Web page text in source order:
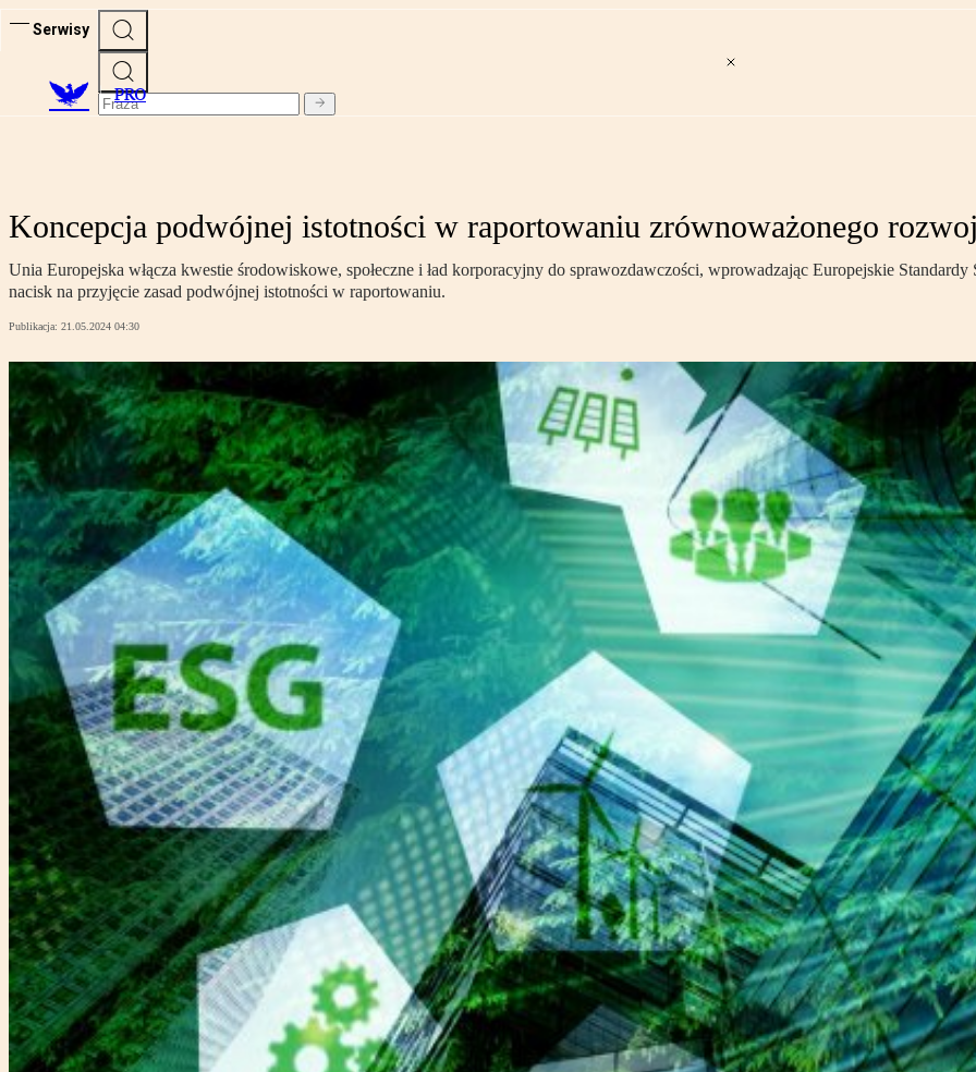
Serwisy
PRO
Koncepcja podwójnej istotności w raportowaniu zrównoważonego
Unia Europejska włącza kwestie środowiskowe, społeczne i ład korporacyjny do sprawozdawczości, wprowadzając Europejskie
nacisk na przyjęcie zasad podwójnej istotności w raportowaniu.
Publikacja: 21.05.2024 04:30